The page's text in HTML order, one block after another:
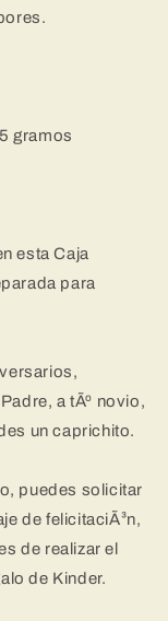
gramos
esta Caja
para
a tÃº novio,
un caprichito.
puedes solicitar
de felicitaciÃ³n,
de realizar el
de Kinder.